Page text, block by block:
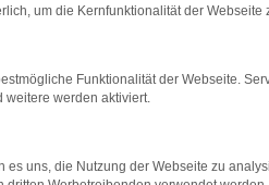
2 Möglichkeiten. Sehen Sie
Probefahren. Oder Sie
können wir dann für Sie
um die Kernfunktionalität der Webseite
Funktionalität der Webseite.
weitere werden aktiviert.
es uns, die Nutzung der Webseite zu